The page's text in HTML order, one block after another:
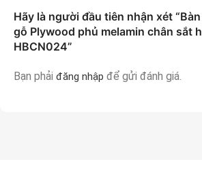
Hãy là người đầu tiên nhận xét
gỗ Plywood phủ melamin chân sắt
HBCN024”
Bạn phải đăng nhập để gửi đánh giá.